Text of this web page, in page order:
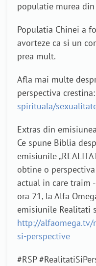
populatie murea din
Populatia Chinei a
avorteze ca si un
prea mult.
Afla mai multe
perspectiva crestina:
spirituala/
Extras din
Ce spune Biblia
emisiunile
obtine o
actual in care traim
ora 21, la Alfa
emisiunile Realitati
http://
si-perspective
#RSP‬